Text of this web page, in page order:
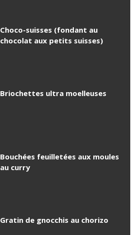
Choco-suisses (fondant au
chocolat aux petits suisses)
Briochettes ultra moelleuses
Bouchées feuilletées aux moules
au curry
Gratin de gnocchis au chorizo